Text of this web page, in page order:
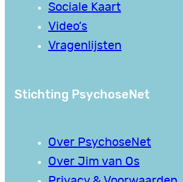
Sociale Kaart
Video’s
Vragenlijsten
Stichting PsychoseNet
Over PsychoseNet
Over Jim van Os